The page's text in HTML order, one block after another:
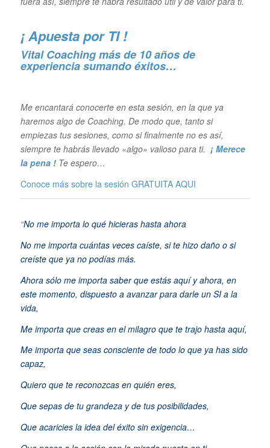
¡ Apuesta por TI !
Vital Coaching más de 10 años de
experiencia sumando éxitos…
Me encantará conocerte en esta sesión, en la que ya
haremos algo de Coaching. De modo que, tanto si
empiezas tus sesiones, como si finalmente no es así,
siempre te habrás llevado «algo» valioso para ti. ¡ Merece
la pena ! Te espero…
Conoce más sobre la sesión GRATUITA AQUI
“No me importa lo qué hicieras hasta ahora
No me importa cuántas veces caíste, si te hizo daño o si
creíste que ya no podías más.
Ahora sólo me importa saber que estás aquí y ahora, en
este momento, dispuesto a avanzar para darle un SI a la
vida,
Me importa que creas en el milagro que te trajo hasta aquí,
Me importa que seas consciente de todo lo que ya has sido
capaz,
Quiero que te reconozcas en quién eres,
Que sepas de tu grandeza y de tus posibilidades,
Que acaricies la idea del éxito sin exigencia…